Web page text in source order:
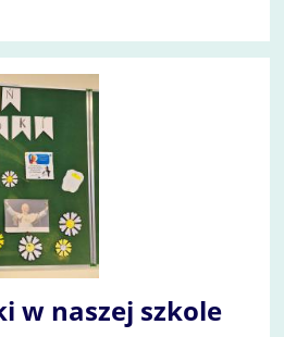
w naszej szkole